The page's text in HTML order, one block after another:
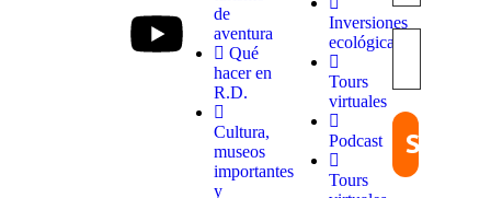
Quieroloma,
de
aventura
Qué
hacer en
R.D.
Cultura,
museos
importantes
y
Inversiones
ecológicas
Tours
virtuales
Podcast
Tours